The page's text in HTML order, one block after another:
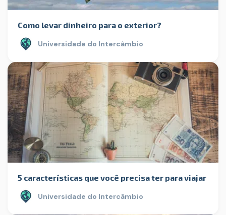
Como levar dinheiro para o exterior?
Universidade do Intercâmbio
5 características que você precisa ter para viajar
Universidade do Intercâmbio